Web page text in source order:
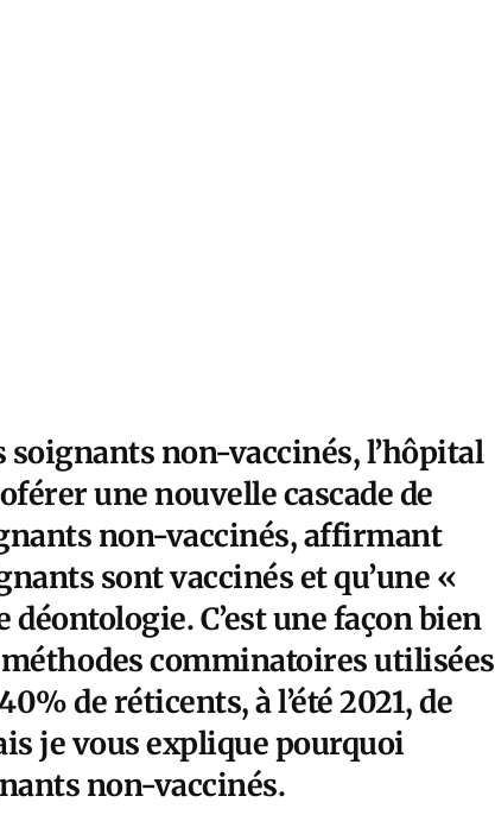
soignants non-vaccinés, l’hôpital
une nouvelle cascade de
non-vaccinés, affirmant
sont vaccinés et qu’une «
C’est une façon bien
comminatoires utilisées
de réticents, à l’été 2021, de
je vous explique pourquoi
non-vaccinés.